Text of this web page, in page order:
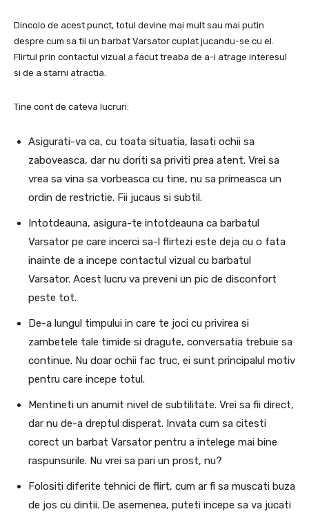
Dincolo de acest punct, totul devine mai mult sau mai putin
despre cum sa tii un barbat Varsator cuplat jucandu-se cu el.
Flirtul prin contactul vizual a facut treaba de a-i atrage interesul
si de a starni atractia.
Tine cont de cateva lucruri:
Asigurati-va ca, cu toata situatia, lasati ochii sa
zaboveasca, dar nu doriti sa priviti prea atent. Vrei sa
vrea sa vina sa vorbeasca cu tine, nu sa primeasca un
ordin de restrictie. Fii jucaus si subtil.
Intotdeauna, asigura-te intotdeauna ca barbatul
Varsator pe care incerci sa-l flirtezi este deja cu o fata
inainte de a incepe contactul vizual cu barbatul
Varsator. Acest lucru va preveni un pic de disconfort
peste tot.
De-a lungul timpului in care te joci cu privirea si
zambetele tale timide si dragute, conversatia trebuie sa
continue. Nu doar ochii fac truc, ei sunt principalul motiv
pentru care incepe totul.
Mentineti un anumit nivel de subtilitate. Vrei sa fii direct,
dar nu de-a dreptul disperat. Invata cum sa citesti
corect un barbat Varsator pentru a intelege mai bine
raspunsurile. Nu vrei sa pari un prost, nu?
Folositi diferite tehnici de flirt, cum ar fi sa muscati buza
de jos cu dintii. De asemenea, puteti incepe sa va jucati